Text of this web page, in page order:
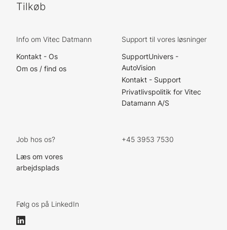
Tilkøb
Info om Vitec Datmann
Kontakt - Os
Om os / find os
Support til vores løsninger
SupportUnivers -
AutoVision
Kontakt - Support
Privatlivspolitik for Vitec
Datamann A/S
Job hos os?
Læs om vores
arbejdsplads
+45 3953 7530
Følg os på LinkedIn